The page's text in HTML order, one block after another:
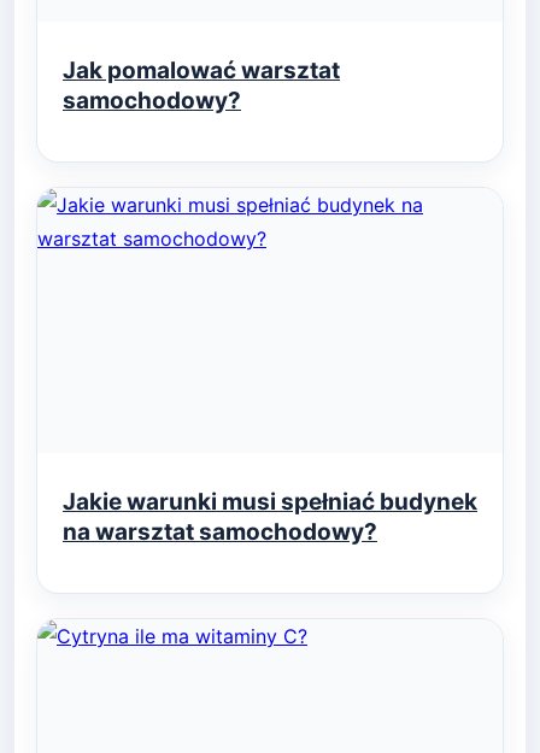
Jak pomalować warsztat
samochodowy?
Jakie warunki musi spełniać budynek
na warsztat samochodowy?